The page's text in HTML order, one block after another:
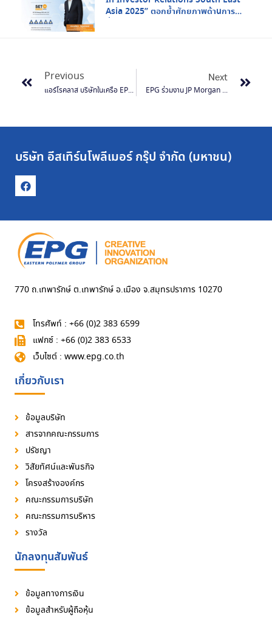
Asia 2025” ตอกย้ำศักยภาพด้านการ
Previous
แอร์โรคลาส บริษัทในเครือ EPG เข้าร่วมงานแสดงสินค้า SEMA SHOW 2016 ที่ The Las Vegas Convention Center
Next
EPG ร่วมงาน JP Morgan Asia Rising Dragon Forum
บริษัท อีสเทิร์นโพลีเมอร์ กรุ๊ป จำกัด (มหาชน)
770 ถ.เทพารักษ์ ต.เทพารักษ์ อ.เมือง จ.สมุทรปราการ 10270
โทรศัพท์ : +66 (0)2 383 6599
แฟกซ์ : +66 (0)2 383 6533
เว็บไซต์ : www.epg.co.th
เกี่ยวกับเรา
ข้อมูลบริษัท
สารจากคณะกรรมการ
ปรัชญา
วิสัยทัศน์และพันธกิจ
โครงสร้างองค์กร
คณะกรรมการบริษัท
คณะกรรมการบริหาร
รางวัล
นักลงทุนสัมพันธ์
ข้อมูลทางการเงิน
ข้อมูลสำหรับผู้ถือหุ้น